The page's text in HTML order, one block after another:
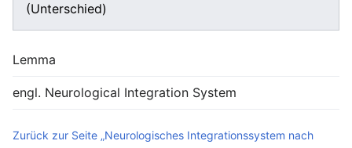
(Unterschied)
Lemma
engl. Neurological Integration System
Zurück zur Seite „Neurologisches Integrationssystem nach